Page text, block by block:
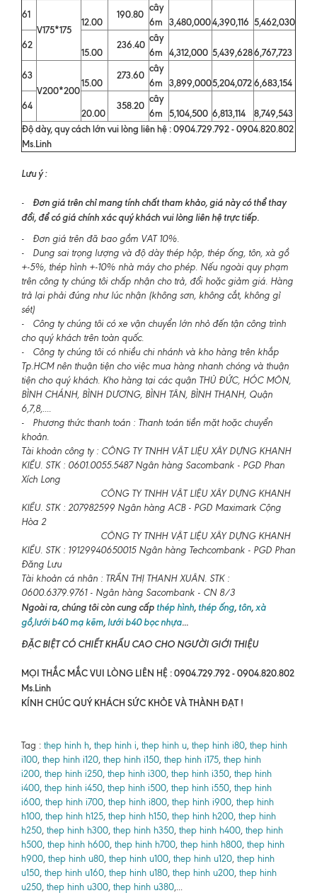
61
V175*175
12.00
190.80
cây
6m
3,480,0004,390,116 5,462,030
62
15.00
236.40
cây
6m
4,312,000 5,439,6286,767,723
63
V200*200
15.00
273.60
cây
6m
3,899,0005,204,0726,683,154
64
20.00
358.20
cây
6m
5,104,500 6,813,114
8,749,543
Độ dày, quy cách lớn vui lòng liên hệ : 0904.729.792 - 0904.820.802
Ms.Linh
Lưu ý :
- Đơn giá trên chỉ mang tính chất tham khảo, giá này có thể thay
đổi, để có giá chính xác quý khách vui lòng liên hệ trực tiếp.
- Đơn giá trên đã bao gồm VAT 10%.
- Dung sai trọng lượng và độ dày thép hộp, thép ống, tôn, xà gồ
+-5%, thép hình +-10% nhà máy cho phép. Nếu ngoài quy phạm
trên công ty chúng tôi chấp nhận cho trả, đổi hoặc giảm giá. Hàng
trả lại phải đúng như lúc nhận (không sơn, không cắt, không gỉ
sét)
- Công ty chúng tôi có xe vận chuyển lớn nhỏ đến tận công trình
cho quý khách trên toàn quốc.
- Công ty chúng tôi có nhiều chi nhánh và kho hàng trên khắp
Tp.HCM nên thuận tiện cho việc mua hàng nhanh chóng và thuận
tiện cho quý khách. Kho hàng tại các quận THỦ ĐỨC, HÓC MÔN,
BÌNH CHÁNH, BÌNH DƯƠNG, BÌNH TÂN, BÌNH THẠNH, Quận
6,7,8,....
- Phương thức thanh toán : Thanh toán tiền mặt hoặc chuyển
khoản.
Tài khoản công ty : CÔNG TY TNHH VẬT LIỆU XÂY DỰNG KHANH
KIỀU. STK : 0601.0055.5487 Ngân hàng Sacombank - PGD Phan
Xích Long
CÔNG TY TNHH VẬT LIỆU XÂY DỰNG KHANH
KIỀU. STK : 207982599 Ngân hàng ACB - PGD Maximark Cộng
Hòa 2
CÔNG TY TNHH VẬT LIỆU XÂY DỰNG KHANH
KIỀU. STK : 19129940650015 Ngân hàng Techcombank - PGD Phan
Đăng Lưu
Tài khoản cá nhân : TRẦN THỊ THANH XUÂN. STK :
0600.6379.9761 - Ngân hàng Sacombank - CN 8/3
Ngoài ra, chúng tôi còn cung cấp thép hình, thép ống, tôn, xà
gồ,lưới b40 mạ kẽm, lưới b40 bọc nhựa...
ĐẶC BIỆT CÓ CHIẾT KHẤU CAO CHO NGƯỜI GIỚI THIỆU
MỌI THẮC MẮC VUI LÒNG LIÊN HỆ : 0904.729.792 - 0904.820.802
Ms.Linh
KÍNH CHÚC QUÝ KHÁCH SỨC KHỎE VÀ THÀNH ĐẠT !
Tag : thep hinh h, thep hinh i, thep hinh u, thep hinh i80, thep hinh
i100, thep hinh i120, thep hinh i150, thep hinh i175, thep hinh
i200, thep hinh i250, thep hinh i300, thep hinh i350, thep hinh
i400, thep hinh i450, thep hinh i500, thep hinh i550, thep hinh
i600, thep hinh i700, thep hinh i800, thep hinh i900, thep hinh
h100, thep hinh h125, thep hinh h150, thep hinh h200, thep hinh
h250, thep hinh h300, thep hinh h350, thep hinh h400, thep hinh
h500, thep hinh h600, thep hinh h700, thep hinh h800, thep hinh
h900, thep hinh u80, thep hinh u100, thep hinh u120, thep hinh
u150, thep hinh u160, thep hinh u180, thep hinh u200, thep hinh
u250, thep hinh u300, thep hinh u380,...